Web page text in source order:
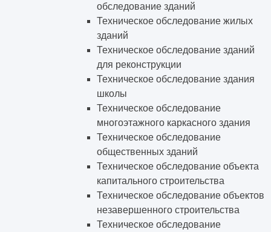
обследование зданий
Техническое обследование жилых
зданий
Техническое обследование зданий
для реконструкции
Техническое обследование здания
школы
Техническое обследование
многоэтажного каркасного здания
Техническое обследование
общественных зданий
Техническое обследование объекта
капитального строительства
Техническое обследование объектов
незавершенного строительства
Техническое обследование